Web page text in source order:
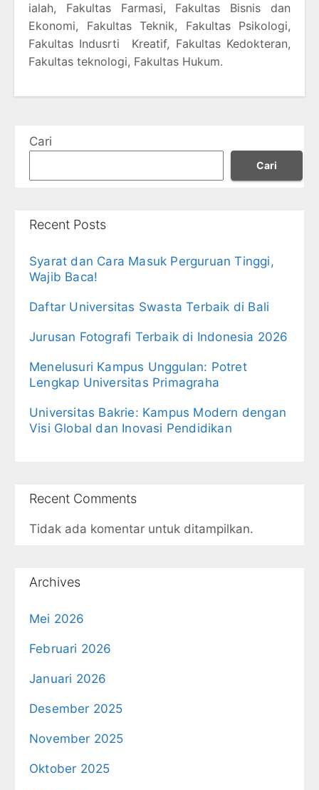
ialah, Fakultas Farmasi, Fakultas Bisnis dan
Ekonomi, Fakultas Teknik, Fakultas Psikologi,
Fakultas Indusrti Kreatif, Fakultas Kedokteran,
Fakultas teknologi, Fakultas Hukum.
Cari
Cari
Recent Posts
Syarat dan Cara Masuk Perguruan Tinggi,
Wajib Baca!
Daftar Universitas Swasta Terbaik di Bali
Jurusan Fotografi Terbaik di Indonesia 2026
Menelusuri Kampus Unggulan: Potret
Lengkap Universitas Primagraha
Universitas Bakrie: Kampus Modern dengan
Visi Global dan Inovasi Pendidikan
Recent Comments
Tidak ada komentar untuk ditampilkan.
Archives
Mei 2026
Februari 2026
Januari 2026
Desember 2025
November 2025
Oktober 2025